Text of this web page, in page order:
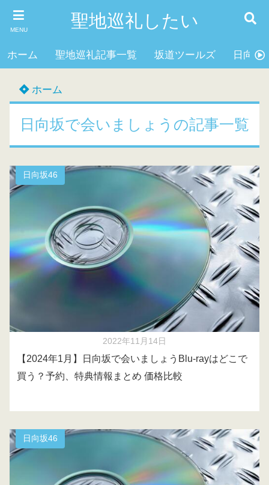
MENU 聖地巡礼したい
ホーム 聖地巡礼記事一覧 坂道ツールズ 日向坂
ホーム
日向坂で会いましょうの記事一覧
日向坂46
2022年11月14日
【2024年1月】日向坂で会いましょうBlu-rayはどこで
買う？予約、特典情報まとめ 価格比較
日向坂46